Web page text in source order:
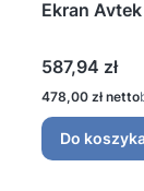
Ekran
Cena
587,94 zł
Cena
478,00 zł
Do